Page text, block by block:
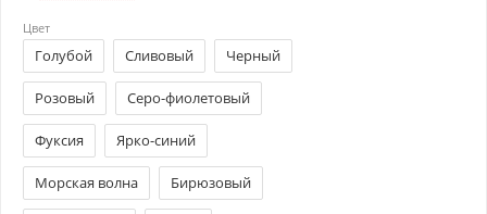
Цвет
Голубой Сливовый Черный
Розовый Серо-фиолетовый
Фуксия Ярко-синий
Морская волна Бирюзовый